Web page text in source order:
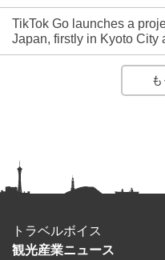
TikTok Go launches a
Japan, firstly in Kyoto City
トラベルボイス
観光産業ニュース